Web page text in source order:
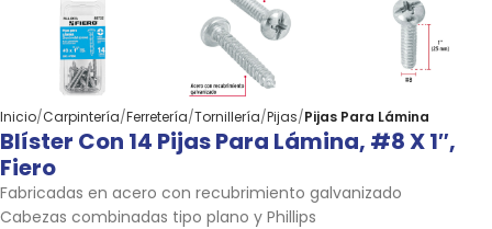
Inicio Carpintería Ferretería Tornillería Pijas Pijas Para Lámina
Blíster Con 14 Pijas Para Lámina, #8 X 1″,
Fiero
Fabricadas en acero con recubrimiento galvanizado
Cabezas combinadas tipo plano y Phillips